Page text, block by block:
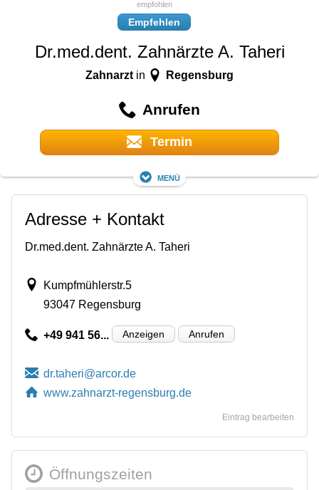
Empfehlen
Dr.med.dent. Zahnärzte A. Taheri
Zahnarztin Regensburg
Anrufen
Termin
Menü
Adresse + Kontakt
Dr.med.dent. Zahnärzte A. Taheri
Kumpfmühlerstr.5
93047 Regensburg
+49 941 56... Anzeigen Anrufen
www.zahnarzt-regensburg.de
Eintrag bearbeiten
Öffnungszeiten